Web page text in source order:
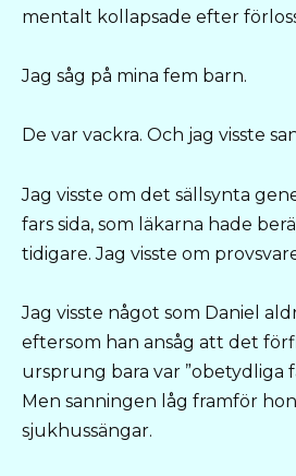
mentalt kollapsade efter
Jag såg på mina fem barn.
De var vackra. Och jag visste
Jag visste om det sällsynta
fars sida, som läkarna hade
tidigare. Jag visste om
Jag visste något som Daniel
eftersom han ansåg att det
ursprung bara var ”obetydliga
Men sanningen låg framför
sjukhussängar.